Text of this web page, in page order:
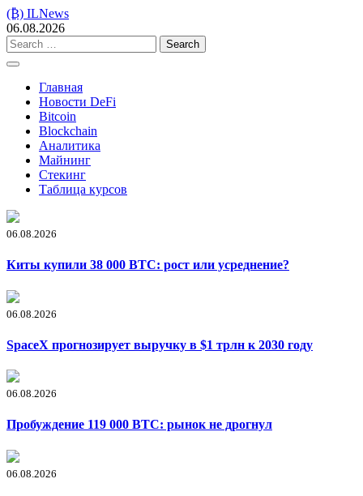
Skip
to
content
(₿) ILNews
06.08.2026
Search
for:
Главная
Новости DeFi
Bitcoin
Blockchain
Аналитика
Майнинг
Стекинг
Таблица курсов
06.08.2026
Киты купили 38 000 BTC: рост или усреднение?
06.08.2026
SpaceX прогнозирует выручку в $1 трлн к 2030 году
06.08.2026
Пробуждение 119 000 BTC: рынок не дрогнул
06.08.2026